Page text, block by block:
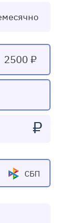
2500 ₽
₽
СБП